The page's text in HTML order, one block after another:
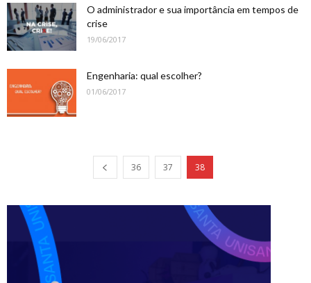
O administrador e sua importância em tempos de
crise
19/06/2017
Engenharia: qual escolher?
01/06/2017
36 37 38